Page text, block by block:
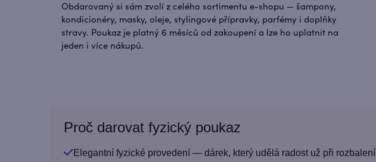
Obdarovaný si sám zvolí z celého sortimentu e-shopu — šampony,
kondicionéry, masky, oleje, stylingové přípravky, parfémy i doplňky
stravy. Poukaz je platný 6 měsíců od zakoupení a lze ho uplatnit na
jeden i více nákupů.
Proč darovat fyzický poukaz
Elegantní fyzické provedení — dárek, který udělá radost už při rozbalení